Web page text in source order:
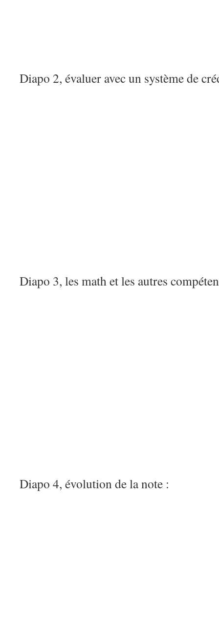
Diapo 2, évaluer avec un système de
Diapo 3, les math et les autres
Diapo 4, évolution de la note :